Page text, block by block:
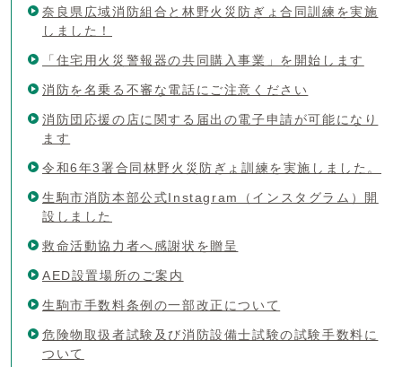
奈良県広域消防組合と林野火災防ぎょ合同訓練を実施
しました！
「住宅用火災警報器の共同購入事業」を開始します
消防を名乗る不審な電話にご注意ください
消防団応援の店に関する届出の電子申請が可能になり
ます
令和6年3署合同林野火災防ぎょ訓練を実施しました。
生駒市消防本部公式Instagram（インスタグラム）開
設しました
救命活動協力者へ感謝状を贈呈
AED設置場所のご案内
生駒市手数料条例の一部改正について
危険物取扱者試験及び消防設備士試験の試験手数料に
ついて